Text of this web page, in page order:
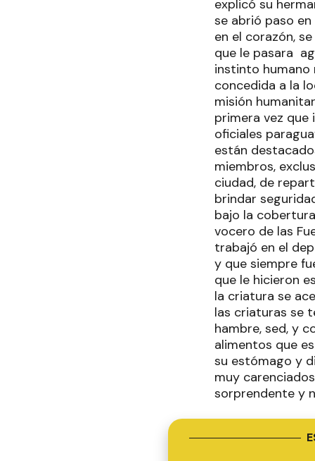
explicó su
se abrió paso
en el corazón,
que le pasara
instinto humano
concedida a la
misión
primera vez
oficiales
están
miembros,
ciudad, de
brindar
bajo la
vocero de las
trabajó en el
y que siempre
que le hicieron
la criatura se
las criaturas se
hambre, sed, y
alimentos que
su estómago y
muy
sorprendente y